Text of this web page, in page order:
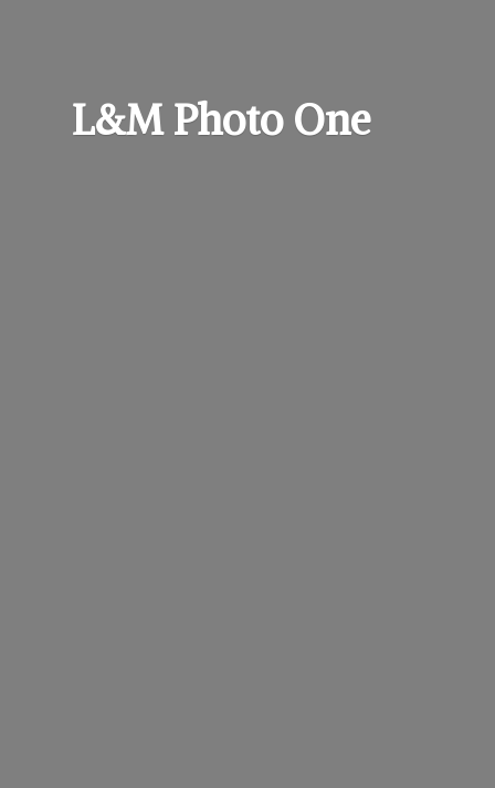
L&MPhoto One